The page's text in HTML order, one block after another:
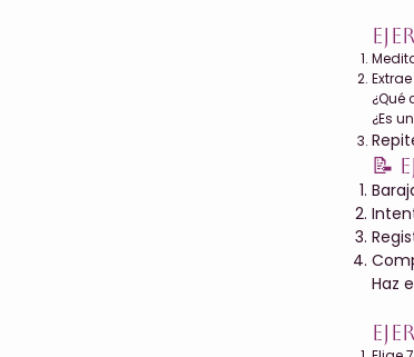
¿Qué
¿Es
📝
Haz